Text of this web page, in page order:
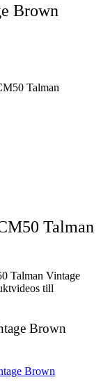
Brown
Talman
Talman
Talman Vintage
till
Brown